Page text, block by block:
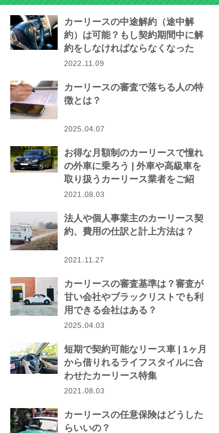
カーリースの中途解約（途中解
約）は可能？もし契約期間中に解
約をしなければならなくなった
ら…
2022.11.09
カーリースの審査で落ちる人の特
徴とは？
2025.04.07
お得な月額制のカーリースで憧れ
の外車に乗ろう | 外車や高級車を
取り扱うカーリース業者をご紹
介！
2021.08.03
法人や個人事業主のカーリース契
約、費用の仕訳と計上方法は？
2021.11.27
カーリースの審査基準は？審査が
甘い会社やブラックリストでも利
用できる会社はある？
2025.04.03
短期で契約可能なリース車 | 1ヶ月
から借りれるライフスタイルに合
わせたカーリース特集
2021.08.03
カーリースの任意保険はどうした
らいいの？